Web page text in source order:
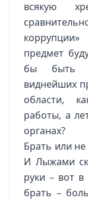
всякую
предмет
бы быть
виднейших
области,
работы, а
органах?
Брать или
И Лыжами
руки – вот
брать –